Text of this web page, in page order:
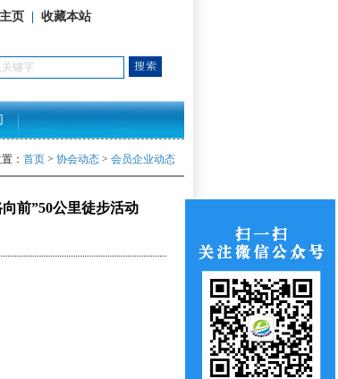
页 收藏本站
： 首页 > 协会动态 > 会员企业动态
前”50公里徒步活动